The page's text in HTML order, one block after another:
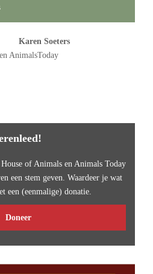
Karen Soeters
en AnimalsToday
of Animals en Animals Today
een stem geven. Waardeer je wat
een (eenmalige) donatie.
Doneer